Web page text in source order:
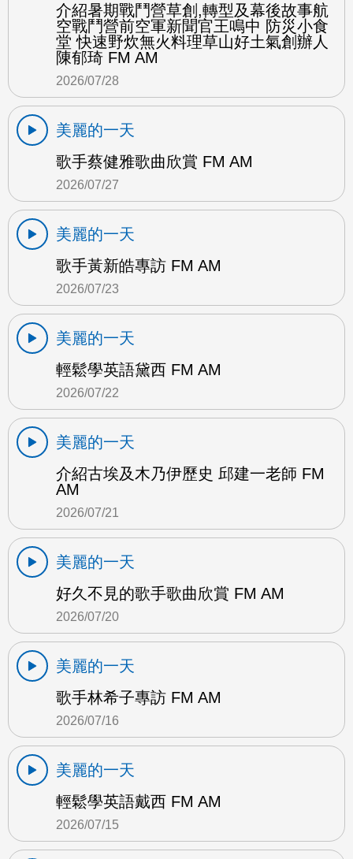
介紹暑期戰鬥營草創,轉型及幕後故事航
空戰鬥營前空軍新聞官王鳴中 防災小食
堂 快速野炊無火料理草山好土氣創辦人
陳郁琦 FM AM
2026/07/28
美麗的一天
歌手蔡健雅歌曲欣賞 FM AM
2026/07/27
美麗的一天
歌手黃新皓專訪 FM AM
2026/07/23
美麗的一天
輕鬆學英語黛西 FM AM
2026/07/22
美麗的一天
介紹古埃及木乃伊歷史 邱建一老師 FM
AM
2026/07/21
美麗的一天
好久不見的歌手歌曲欣賞 FM AM
2026/07/20
美麗的一天
歌手林希子專訪 FM AM
2026/07/16
美麗的一天
輕鬆學英語戴西 FM AM
2026/07/15